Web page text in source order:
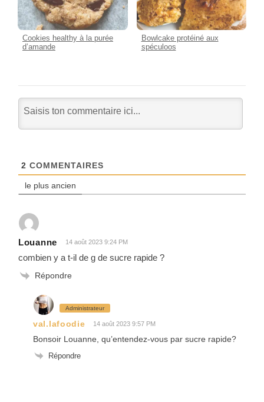
Cookies healthy à la purée
d’amande
Bowlcake protéiné aux
spéculoos
2 COMMENTAIRES
le plus ancien
Louanne 14 août 2023 9:24 PM
combien y a t-il de g de sucre rapide ?
Répondre
Administrateur
val.lafoodie 14 août 2023 9:57 PM
Bonsoir Louanne, qu’entendez-vous par sucre rapide?
Répondre